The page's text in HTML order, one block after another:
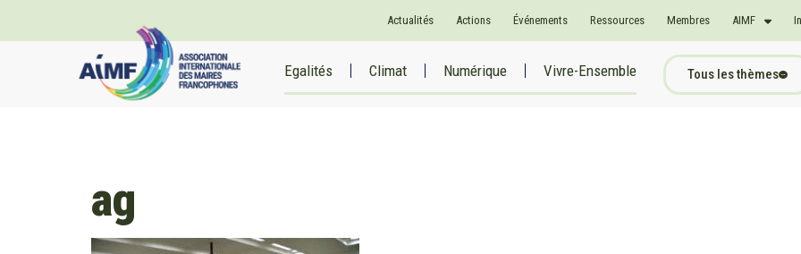
Actualités Actions Événements Ressources Membres AIMF
Egalités Climat Numérique Vivre-Ensemble Tous les thèmes
ag